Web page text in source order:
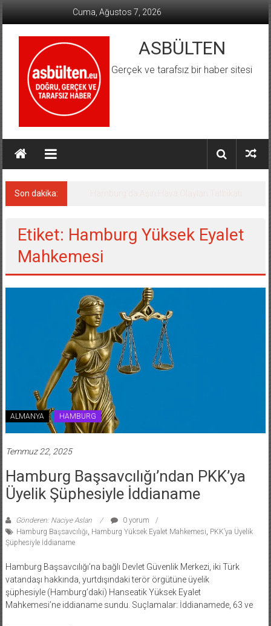
Cuma, Ağustos 7, 2026
ASBÜLTEN
Gerçek ve tarafsız bir haber sitesi
Son dakika:
Etiket: Hamburg Yüksek Eyalet
Mahkemesi
ALMANYA HAMBURG
Temmuz 22, 2025
Hamburg Başsavcılığı’ndan PKK’ya
Üyelik Şüphesiyle İddianame
Gönderen: Naciye Aslan
0 yorum
Hamburg Başsavcılığı Hamburg Yüksek Eyalet Mahkemesi PKK’ya Üyelik
Şüphesiyle İddianame
Hamburg Başsavcılığı’na bağlı Devlet Güvenlik Merkezi, iki Türk
vatandaşı hakkında, yurtdışındaki terör örgütüne üyelik
şüphesiyle (Hamburg’daki) Hanseatik Yüksek Eyalet
Mahkemesi’ne iddianame sundu. Suçlamalar: İddianamede, 63 ve